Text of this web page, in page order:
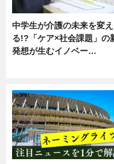
中学生が介護の未来を変え
る!?「ケア×社会課題」の
発想が生むイノベー…